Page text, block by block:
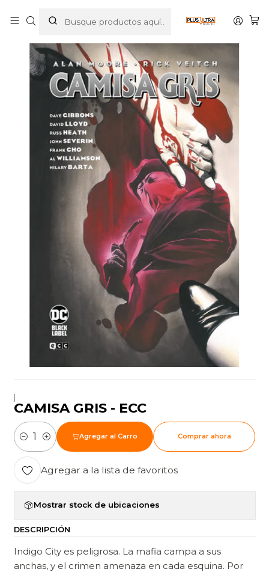
|
CAMISA GRIS - ECC
Cantidad
Agregar al Carro Comprar ahora
Agregar a la lista de favoritos
Mostrar stock de ubicaciones
DESCRIPCIÓN
Indigo City es peligrosa. La mafia campa a sus
anchas, y el crimen amenaza en cada esquina. Por